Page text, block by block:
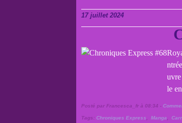
17 juillet 2024
le
Posté par Francesca_fr à 08:34 -
Tags: Chroniques Express Manga